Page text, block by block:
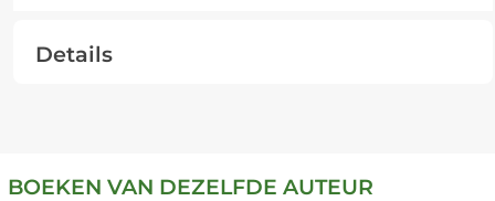
Details
BOEKEN VAN DEZELFDE AUTEUR